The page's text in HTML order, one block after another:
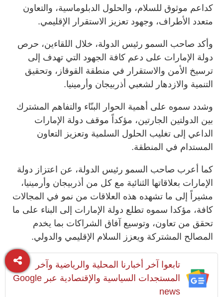
كداعم موثوق للسلام، والحلول الدبلوماسية، والتعاون
متعدد الأطراف، وجهود تعزيز الاستقرار الإقليمي.
وأكد صاحب السمو رئيس الدولة، خلال اللقاءين، حرص
دولة الإمارات على دعم كافة الجهود التي تهدف إلى
ترسيخ الأمن والاستقرار في منطقة القوقاز، وتحقيق
التنمية والازدهار لشعبي أذربيجان وأرمينيا.
وشدد سموه على أهمية الحوار البنّاء والتفاهم المشترك
بين الدولتين الجارتين، مؤكداً موقف دولة الإمارات
الداعي إلى تغليب الحلول السلمية وتعزيز التعاون
المستدام في المنطقة.
كما أعرب صاحب السمو رئيس الدولة، عن اعتزاز دولة
الإمارات بعلاقاتها الثنائية مع كل من أذربيجان وأرمينيا،
مشيراً إلى ما تشهده هذه العلاقات من نمو في المجالات
كافة، مؤكدا سموه تطلع دولة الإمارات إلى البناء على ما
تحقق من تعاون، وتوسيع آفاق الشراكات بما يخدم
المصالح المشتركة ويعزز السلام الإقليمي والدولي.
تابعوا آخر أخبارنا المحلية والرياضية وآخر
المستجدات السياسية والإقتصادية عبر Google
news